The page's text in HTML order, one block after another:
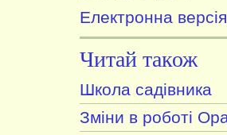
Електронна
Читай також
Школа садівника
Зміни в роботі